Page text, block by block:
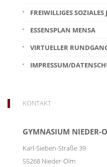
FREIWILLIGES SOZIALES
ESSENSPLAN MENSA
VIRTUELLER
IMPRESSUM/
KONTAKT
GYMNASIUM NIEDER-
Karl-Sieben-Straße 39
55268 Nieder-Olm